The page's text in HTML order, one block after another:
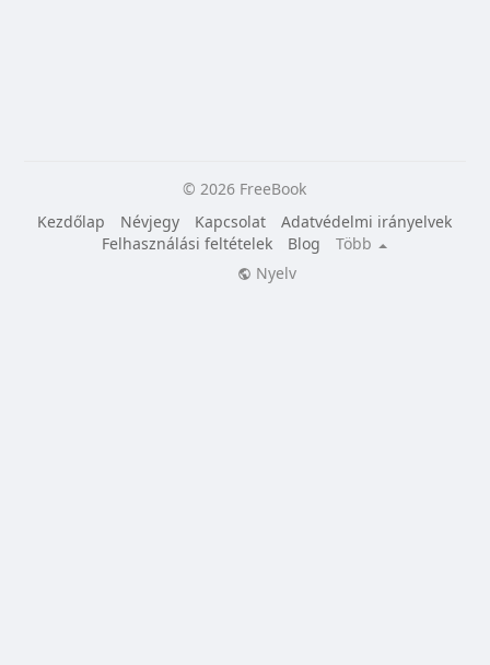
© 2026 FreeBook
Kezdőlap
Névjegy Kapcsolat
Adatvédelmi irányelvek
Felhasználási feltételek
Blog
Több
Nyelv